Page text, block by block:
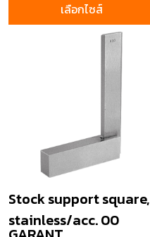
เลือกไซส์
Stock support square,
stainless/acc. 00